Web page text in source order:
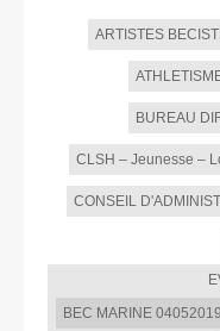
ARTISTES
BUREAU
CLSH – Jeunesse –
CONSEIL
BEC MARINE 04052019